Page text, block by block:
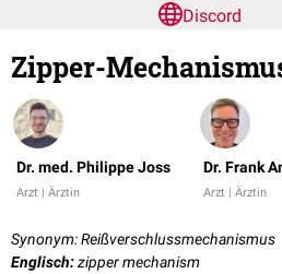
Discord
Zipper-
Dr. med. Philippe Joss
Arzt | Ärztin
Dr. Frank
Arzt | Ärztin
Synonym: Reißverschlussmechanismus
Englisch:zipper mechanism